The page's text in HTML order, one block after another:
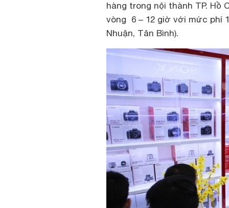
hàng trong nội thành TP. Hồ
vòng 6 – 12 giờ với mức phí
Nhuận, Tân Bình).